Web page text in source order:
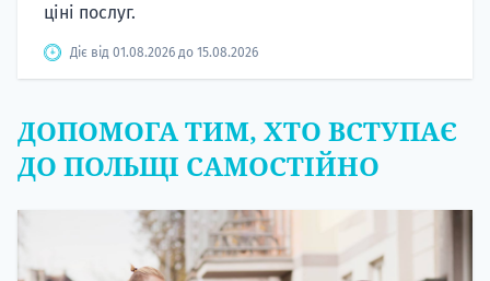
ціні послуг.
Діє від 01.08.2026 до 15.08.2026
ДОПОМОГА ТИМ, ХТО ВСТУПАЄ
ДО ПОЛЬЩІ САМОСТІЙНО